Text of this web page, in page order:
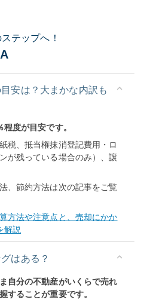
テップへ！
安は？大まかな内訳も
度が目安です。
税、抵当権抹消登記費用・ロ
が残っている場合のみ）、譲
、節約方法は次の記事をご覧
方法や注意点と、売却にかか
解説
はある？
自分の不動産がいくらで売れ
することが重要です。